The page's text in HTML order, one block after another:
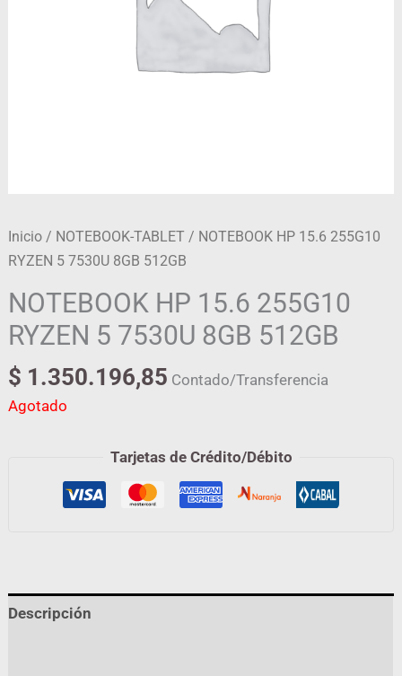
Inicio / NOTEBOOK-TABLET / NOTEBOOK HP 15.6 255G10
RYZEN 5 7530U 8GB 512GB
NOTEBOOK HP 15.6 255G10
RYZEN 5 7530U 8GB 512GB
$ 1.350.196,85 Contado/Transferencia
Agotado
Tarjetas de Crédito/Débito
Descripción